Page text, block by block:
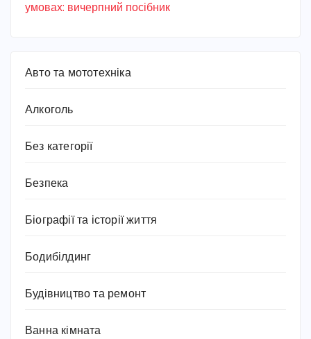
умовах: вичерпний посібник
Авто та мототехніка
Алкоголь
Без категорії
Безпека
Біографії та історії життя
Бодибілдинг
Будівництво та ремонт
Ванна кімната